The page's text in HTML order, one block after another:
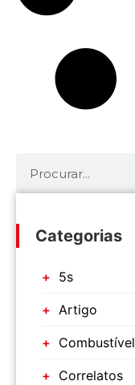
Categorias
5s
Artigo
Combustível
Correlatos